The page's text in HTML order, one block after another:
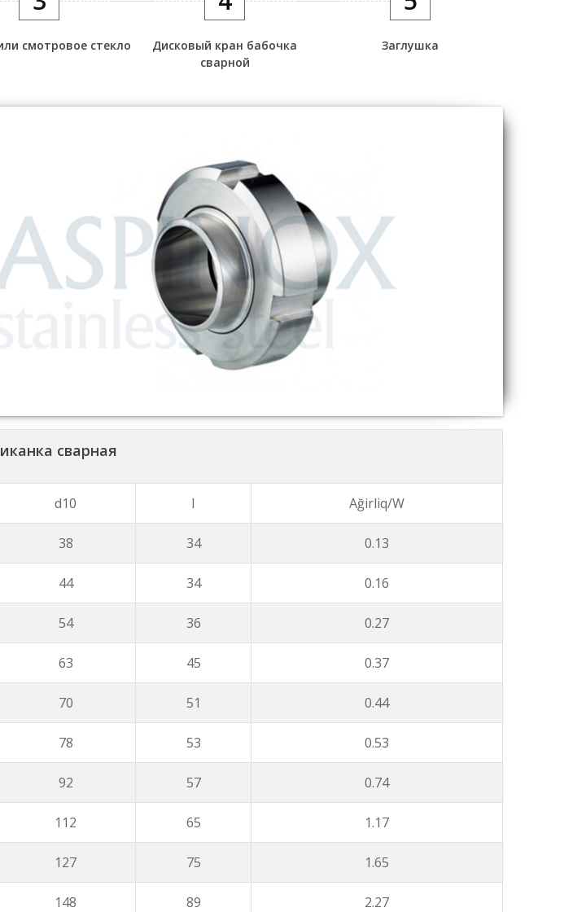
смотровое стекло
Дисковый кран бабочка
сварной
Заглушка
сварная
d10 I Ağirliq/W
38 34 0.13
44 34 0.16
54 36 0.27
63 45 0.37
70 51 0.44
78 53 0.53
92 57 0.74
112 65 1.17
127 75 1.65
148 89 2.27